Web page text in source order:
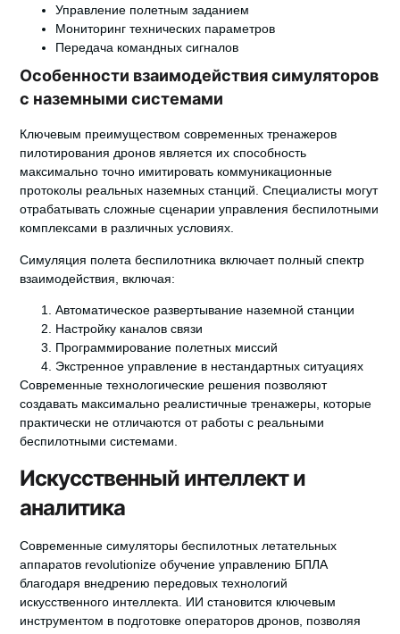
Управление полетным заданием
Мониторинг технических параметров
Передача командных сигналов
Особенности взаимодействия симуляторов
с наземными системами
Ключевым преимуществом современных тренажеров
пилотирования дронов является их способность
максимально точно имитировать коммуникационные
протоколы реальных наземных станций. Специалисты могут
отрабатывать сложные сценарии управления беспилотными
комплексами в различных условиях.
Симуляция полета беспилотника включает полный спектр
взаимодействия, включая:
Автоматическое развертывание наземной станции
Настройку каналов связи
Программирование полетных миссий
Экстренное управление в нестандартных ситуациях
Современные технологические решения позволяют
создавать максимально реалистичные тренажеры, которые
практически не отличаются от работы с реальными
беспилотными системами.
Искусственный интеллект и
аналитика
Современные симуляторы беспилотных летательных
аппаратов revolutionizeобучение управлению БПЛА
благодаря внедрению передовых технологий
искусственного интеллекта. ИИ становится ключевым
инструментом в подготовке операторов дронов, позволяя